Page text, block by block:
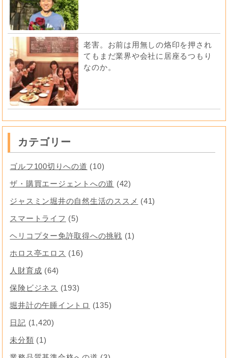
老害。お前は用無しの烙印を押され
てもまだ業界や会社に居座るつもり
なのか。
カテゴリー
ゴルフ100切りへの道 (10)
ザ・購買エージェントへの道 (42)
ジャスミン堀井の自然生活のススメ (41)
スマートライフ (5)
ヘリコプター免許取得への挑戦 (1)
ホロス亭エロス (16)
人財育成 (64)
保険ビジネス (193)
堀井計の午睡イントロ (135)
日記 (1,420)
未分類 (1)